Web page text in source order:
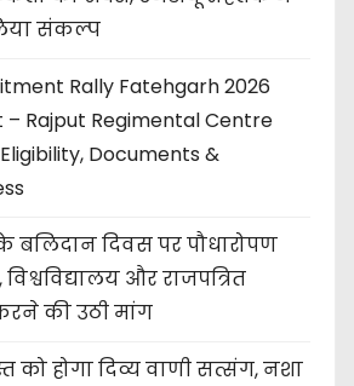
संकल्प
Rally Fatehgarh 2026
– Rajput Regimental Centre
Documents &
बलिदान दिवस पर पौधारोपण
और राजपत्रित
की उठी मांग
को होगा दिव्य वाणी सत्संग, नशा